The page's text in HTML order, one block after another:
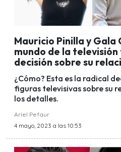
Mauricio Pinilla y Gala
mundo de la
decisión sobre su
¿Cómo? Esta es la radical
figuras televisivas sobre su
los detalles.
Ariel Pefaur
4 mayo, 2023 a las 10:53